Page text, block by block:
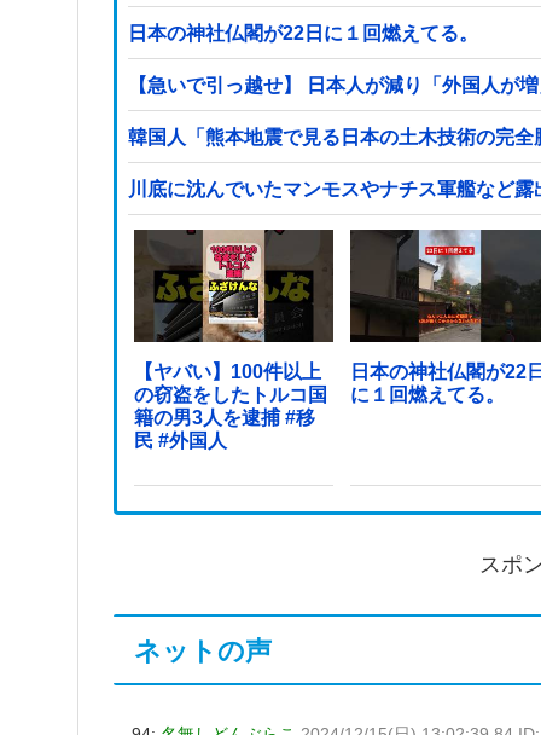
日本の神社仏閣が22日に１回燃えてる。
【急いで引っ越せ】 日本人が減り「外国人
韓国人「熊本地震で見る日本の土木技術の完
川底に沈んでいたマンモスやナチス軍艦など
【ヤバい】100件以上
の窃盗をしたトルコ国
籍の男3人を逮捕 #移
民 #外国人
日本の神社仏閣が22
に１回燃えてる。
スポ
ネットの声